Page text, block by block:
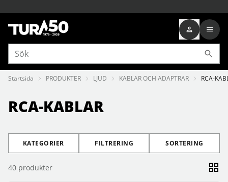
Startsida PRODUKTER LJUD KABLAR OCH ADAPTRAR RCA-
RCA-KABLAR
KATEGORIER FILTRERING SORTERING
40 produkter